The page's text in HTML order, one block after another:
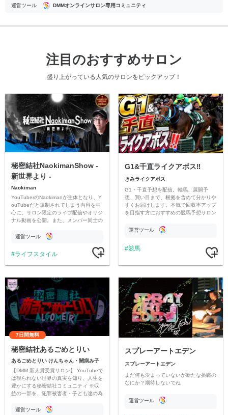
運営ツール DMMオンラインサロン専用コミュニティ
注目のおすすめサロン
盛り上がっている人気のサロンをピックアップ！
秘密結社NaokimanShow -
新世界より -
Naokiman
YouTuberのNaokimanが主体となり、Y
ouTubeだと規制されてしまう内容を中
心に、サロン限定のライブ配信やオリジ
ナル動画を公開。また、メンバー同士の
ただいています。
運営ツール
ライフスタイル
G1&千直ライクアボス‼️
きみライクアボス
G1・千直予想を配信。軸馬、展開予
想、買い目まで、根拠を含めて分かりや
すくお届けします。本気で回収率アップ
を目指す方におすすめの競馬予想サロン
運営ツール
競馬
7日間無料
秘密結社あるごめとりい
あるごめとりい けんちゃん・闇病み子
【DMM 新人賞受賞サロン】 YouTubeで
は観られない世界の真実を知り、人生を
豊かにする秘密結社コミュニティ ※収
益の一部を、犯罪被害者・子ども達の為
す運営ツール
スプレーアートエデン
スプレーアートエデン
まだ何も決まっていないが新たな挑戦の
なにか？期待しないでね
運営ツール